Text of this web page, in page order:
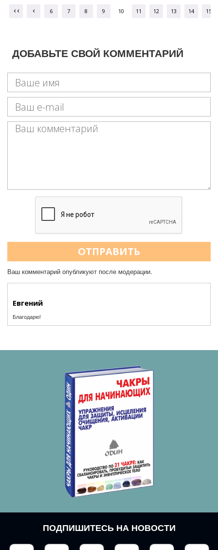
6 7 8 9 10 11 12 13 14 15
ДОБАВЬТЕ СВОЙ КОММЕНТАРИЙ
ОТПРАВИТЬ
Ваш комментарий опубликуют после модерации.
Благодарю!
Евгений
ПОДПИШИТЕСЬ НА НОВОСТИ